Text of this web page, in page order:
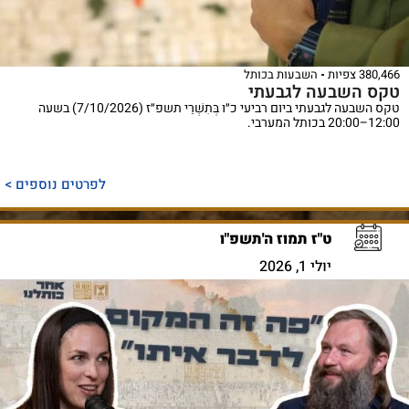
380,466 צפיות השבעות בכותל
טקס השבעה לגבעתי
טקס השבעה לגבעתי ביום רביעי כ״ו בְּתִשְׁרֵי תשפ״ז (7/10/2026) בשעה
12:00–20:00 בכותל המערבי.
לפרטים נוספים >
ט"ז תמוז ה'תשפ"ו
יולי 1, 2026